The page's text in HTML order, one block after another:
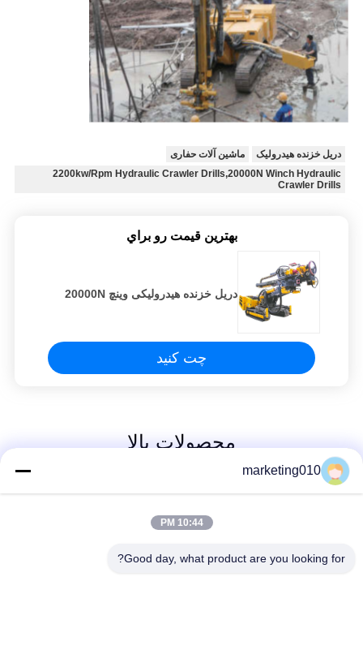
دریل خزنده هیدرولیک
ماشین آلات حفاری
2200kw/Rpm Hydraulic Crawler Drills,20000N Winch Hydraulic
Crawler Drills
بهترين قيمت رو براي
دریل خزنده هیدرولیکی وینچ 20000N
چت کنید
محصولات بالا
دکل حفاری هیدرولیک
قابل مذاکره MOQ:1 ست
marketing010
10:44 PM
Good day, what product are you looking for?